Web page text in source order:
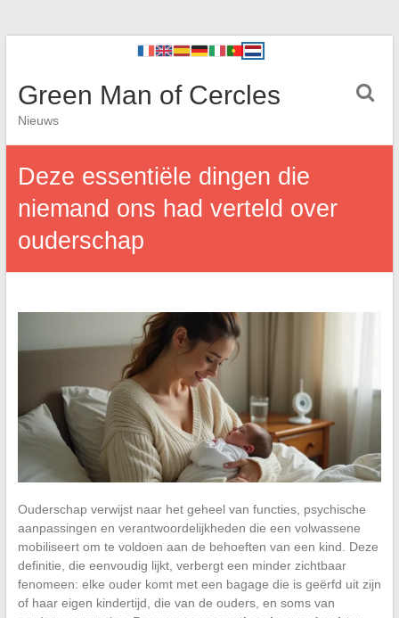
Green Man of Cercles
Nieuws
Deze essentiële dingen die
niemand ons had verteld over
ouderschap
Ouderschap verwijst naar het geheel van functies, psychische
aanpassingen en verantwoordelijkheden die een volwassene
mobiliseert om te voldoen aan de behoeften van een kind. Deze
definitie, die eenvoudig lijkt, verbergt een minder zichtbaar
fenomeen: elke ouder komt met een bagage die is geërfd uit zijn
of haar eigen kindertijd, die van de ouders, en soms van